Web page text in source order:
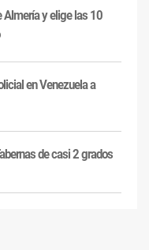
Almería y elige las 10
en Venezuela a
de casi 2 grados